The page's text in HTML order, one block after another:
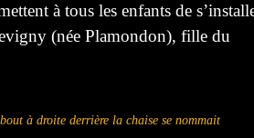
à tous les enfants de
(née Plamondon), fille du
à droite derrière la chaise se nommait